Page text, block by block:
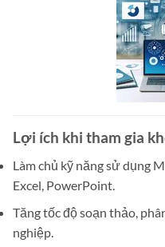
Lợi ích khi tham gia
Làm chủ kỹ năng sử dụng
Excel, PowerPoint.
Tăng tốc độ soạn thảo,
nghiệp.